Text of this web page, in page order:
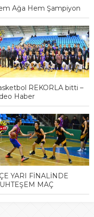
Ağa Hem Şampiyon
REKORLA bitti –
Haber
YARI FİNALİNDE
MAÇ